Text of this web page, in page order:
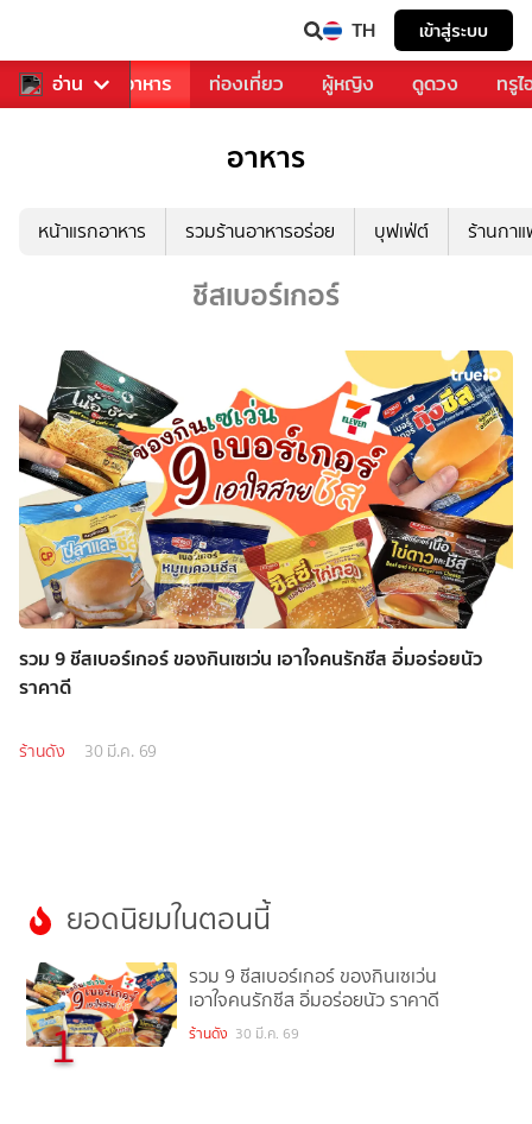
TH เข้าสู่ระบบ
อ่าน
การเพลง อาหาร ท่องเที่ยว ผู้หญิง ดูดวง ทรู
อาหาร
หน้าแรกอาหาร รวมร้านอาหารอร่อย บุฟเฟ่ต์ ร้านกา
ชีสเบอร์เกอร์
รวม 9 ชีสเบอร์เกอร์ ของกินเซเว่น เอาใจคนรักชีส อิ่มอร่อยนัว
ราคาดี
ร้านดัง 30 มี.ค. 69
ยอดนิยมในตอนนี้
1
รวม 9 ชีสเบอร์เกอร์ ของกินเซเว่น
เอาใจคนรักชีส อิ่มอร่อยนัว ราคาดี
ร้านดัง 30 มี.ค. 69